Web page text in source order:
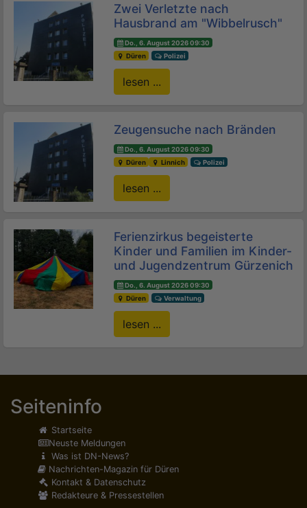
Zwei Verletzte nach
Hausbrand am "Wibbelrusch"
Do., 6. August 2026 09:30
Düren
Polizei
lesen ...
Zeugensuche nach Bränden
Do., 6. August 2026 09:30
Düren
Linnich Polizei
lesen ...
Ferienzirkus begeisterte
Kinder und Familien im Kinder-
und Jugendzentrum Gürzenich
Do., 6. August 2026 09:30
Düren
Verwaltung
lesen ...
Seiteninfo
Startseite
Neuste Meldungen
Was ist DN-News?
Nachrichten-Magazin für Düren
Kontakt & Datenschutz
Redakteure & Pressestellen